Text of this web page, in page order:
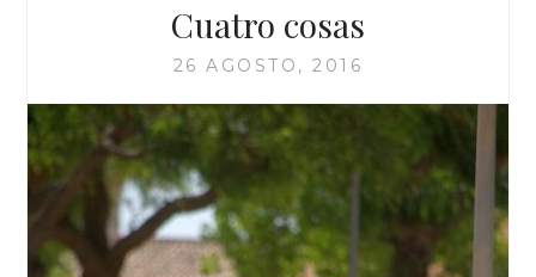
Cuatro cosas
26 AGOSTO, 2016